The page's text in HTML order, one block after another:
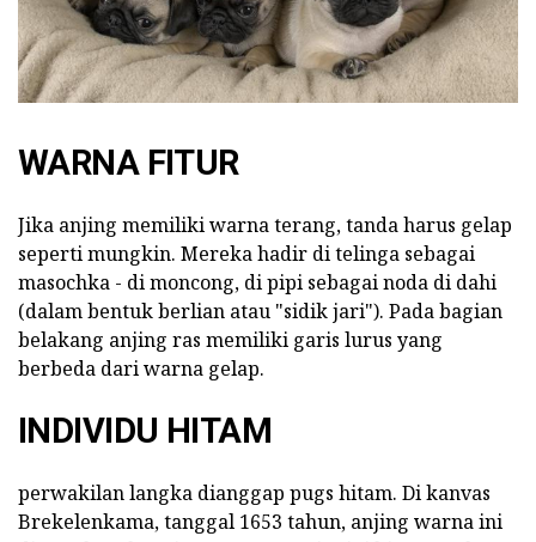
WARNA FITUR
Jika anjing memiliki warna terang, tanda harus gelap
seperti mungkin. Mereka hadir di telinga sebagai
masochka - di moncong, di pipi sebagai noda di dahi
(dalam bentuk berlian atau "sidik jari"). Pada bagian
belakang anjing ras memiliki garis lurus yang
berbeda dari warna gelap.
INDIVIDU HITAM
perwakilan langka dianggap pugs hitam. Di kanvas
Brekelenkama, tanggal 1653 tahun, anjing warna ini